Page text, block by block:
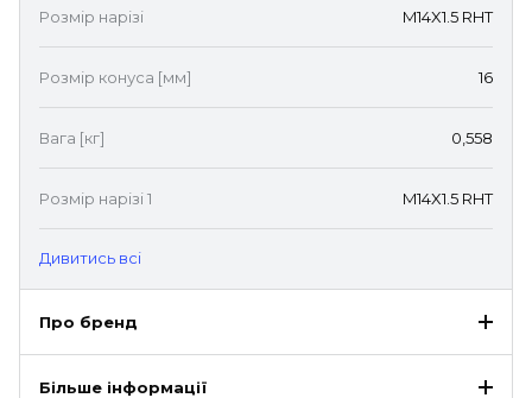
Розмір нарізі M14X1.5 RHT
Розмір конуса [мм] 16
Вага [кг] 0,558
Розмір нарізі 1 M14X1.5 RHT
Дивитись всі
Про бренд
Більше інформації